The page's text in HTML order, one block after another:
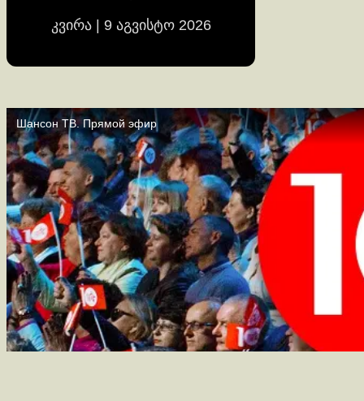
კვირა | 9 აგვისტო 2026